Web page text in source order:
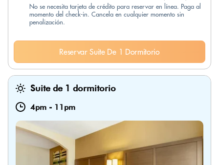
No se necesita tarjeta de crédito para reservar en línea. Paga al
momento del check-in. Cancela en cualquier momento sin
penalización.
Reservar Suite De 1 Dormitorio
Suite de 1 dormitorio
4pm - 11pm